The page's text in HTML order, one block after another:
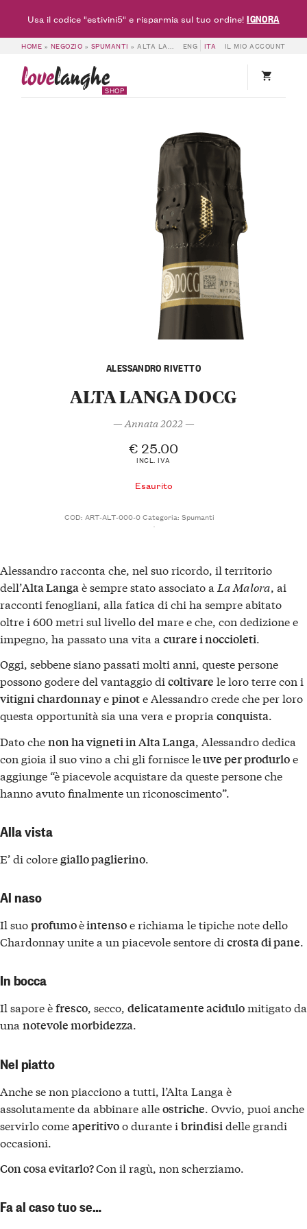
HOME » NEGOZIO » SPUMANTI »ALTA LANGA DOCG METODO CLASSICO BRUT 2022 – ALESSANDRO RIVETTO ENG ITA IL MIO ACCOUNT
lovelanghe
SHOP
ALESSANDRO RIVETTO
ALTA LANGA DOCG
— Annata 2022 —
€ 25.00
INCL. IVA
Esaurito
COD: ART-ALT-000-0Categoria: Spumanti
Alessandro racconta che, nel suo ricordo, il territorio
dell’Alta Langaè sempre stato associato a La Malora, ai
racconti fenogliani, alla fatica di chi ha sempre abitato
oltre i 600 metri sul livello del mare e che, con dedizione e
impegno, ha passato una vita a curare i noccioleti.
Oggi, sebbene siano passati molti anni, queste persone
possono godere del vantaggio di coltivare le loro terre con i
vitignichardonnayepinote Alessandro crede che per loro
questa opportunità sia una vera e propria conquista.
Dato chenon ha vigneti in Alta Langa, Alessandro dedica
con gioia il suo vino a chi gli fornisce leuve per produrloe
aggiunge “è piacevole acquistare da queste persone che
hanno avuto finalmente un riconoscimento”.
Alla vista
E’ di coloregiallo paglierino.
Al naso
Il suoprofumoèintensoe richiama le tipiche note dello
Chardonnay unite a un piacevole sentore di crosta di pane.
In bocca
Il sapore èfresco, secco, delicatamente acidulomitigato da
una notevole morbidezza.
Nel piatto
Anche se non piacciono a tutti, l’Alta Langa è
assolutamente da abbinare alleostriche. Ovvio, puoi anche
servirlo comeaperitivoo durante i brindisidelle grandi
occasioni.
Con cosa evitarlo?Con il ragù, non scherziamo.
Fa al caso tuo se…
Usa il codice "estivini5" e risparmia sul tuo ordine!IGNORA